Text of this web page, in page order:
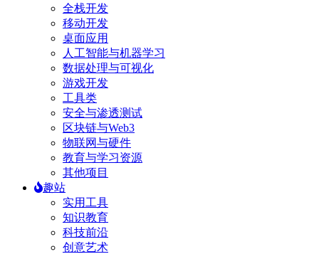
全栈开发
移动开发
桌面应用
人工智能与机器学习
数据处理与可视化
游戏开发
工具类
安全与渗透测试
区块链与Web3
物联网与硬件
教育与学习资源
其他项目
趣站
实用工具
知识教育
科技前沿
创意艺术